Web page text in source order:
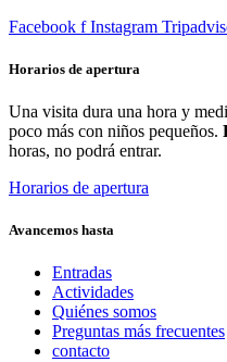
Facebook f Instagram
Horarios de apertura
Una visita dura una hora y
poco más con niños pequeños.
horas, no podrá entrar.
Horarios de apertura
Avancemos hasta
Entradas
Actividades
Quiénes somos
Preguntas más frecuentes
contacto